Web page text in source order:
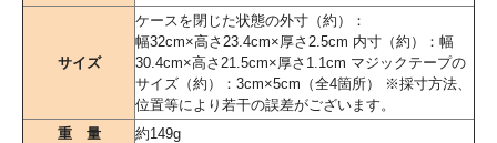
サイズ
ケースを閉じた状態の外寸（約）：
幅32cm×高さ23.4cm×厚さ2.5cm 内寸（約）：幅
30.4cm×高さ21.5cm×厚さ1.1cm マジックテープの
サイズ（約）：3cm×5cm（全4箇所） ※採寸方法、
位置等により若干の誤差がございます。
重 量
約149g